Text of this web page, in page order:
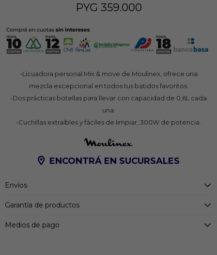
PYG 359.000
-Licuadora personal Mix & move de Moulinex, ofrece una
mezcla excepcional en todos tus batidos favoritos.
-Dos prácticas botellas para llevar con capacidad de 0,6L cada
una.
-Cuchillas extraíbles y fáciles de limpiar, 300W de potencia.
ENCONTRÁ EN SUCURSALES
Envíos
Garantía de productos
Medios de pago